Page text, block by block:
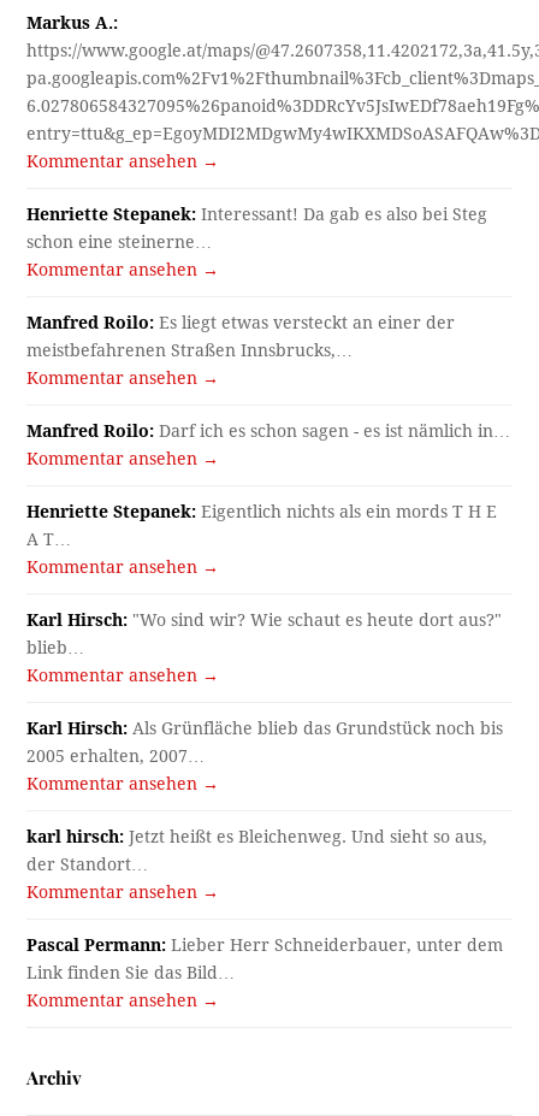
Markus A.:
https://www.google.at/maps/
Kommentar ansehen →
Henriette Stepanek: Interessant! Da gab es also bei Steg
schon eine steinerne…
Kommentar ansehen →
Manfred Roilo: Es liegt etwas versteckt an einer der
meistbefahrenen Straßen Innsbrucks,…
Kommentar ansehen →
Manfred Roilo: Darf ich es schon sagen - es ist nämlich in…
Kommentar ansehen →
Henriette Stepanek: Eigentlich nichts als ein mords T H E
A T…
Kommentar ansehen →
Karl Hirsch: "Wo sind wir? Wie schaut es heute dort aus?"
blieb…
Kommentar ansehen →
Karl Hirsch: Als Grünfläche blieb das Grundstück noch bis
2005 erhalten, 2007…
Kommentar ansehen →
karl hirsch: Jetzt heißt es Bleichenweg. Und sieht so aus,
der Standort…
Kommentar ansehen →
Pascal Permann: Lieber Herr Schneiderbauer, unter dem
Link finden Sie das Bild…
Kommentar ansehen →
Archiv